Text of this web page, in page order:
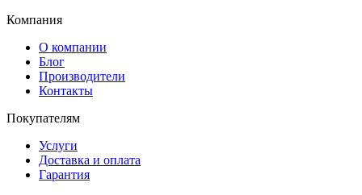
Компания
О компании
Блог
Производители
Контакты
Покупателям
Услуги
Доставка и оплата
Гарантия